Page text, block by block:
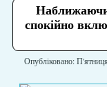
спокійно
Опубліковано: